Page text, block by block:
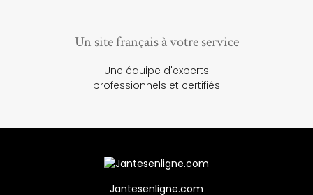
Un site français à votre service
Une équipe d'experts
professionnels et certifiés
Jantesenligne.com